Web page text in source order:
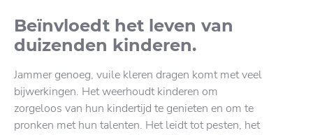
Beïnvloedt het leven van
duizenden kinderen.
Jammer genoeg, vuile kleren dragen komt met veel
bijwerkingen. Het weerhoudt kinderen om
zorgeloos van hun kindertijd te genieten en om te
pronken met hun talenten. Het leidt tot pesten, het